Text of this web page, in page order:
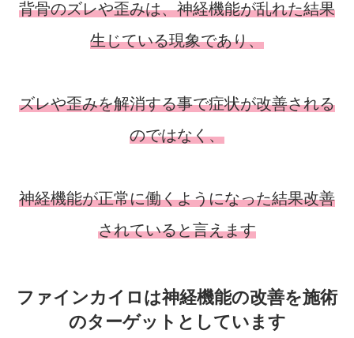
背骨のズレや歪みは、神経機能が乱れた結果
生じている現象であり、
ズレや歪みを解消する事で症状が改善される
のではなく、
神経機能が正常に働くようになった結果改善
されていると言えます
ファインカイロは神経機能の改善を施術
のターゲットとしています